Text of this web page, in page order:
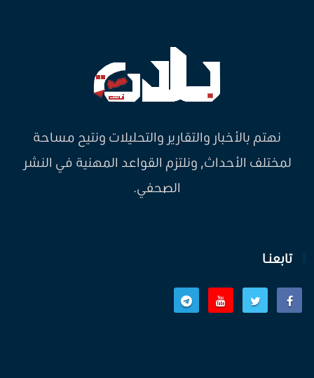
نهتم بالأخبار والتقارير والتحليلات ونتيح مساحة
لمختلف الأحداث, ونلتزم القواعد المهنية في النشر
الصحفي.
تابعنـا